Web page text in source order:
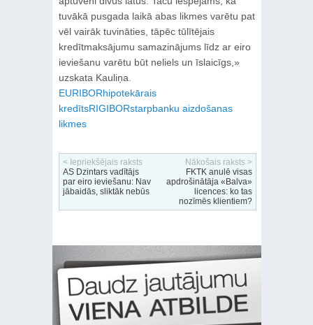
tuvākā pusgada laikā abas likmes varētu pat
vēl vairāk tuvināties, tāpēc tūlītējais
kredītmaksājumu samazinājums līdz ar eiro
ieviešanu varētu būt neliels un īslaicīgs,»
uzskata Kauliņa.
EURIBORhipotekārais
kredītsRIGIBORstarpbanku aizdošanas
likmes
< Iepriekšējais raksts
AS Dzintars vadītājs
par eiro ieviešanu: Nav
jābaidās, sliktāk nebūs
Nākošais raksts >
FKTK anulē visas
apdrošinātāja «Balva»
licences: ko tas
nozīmēs klientiem?